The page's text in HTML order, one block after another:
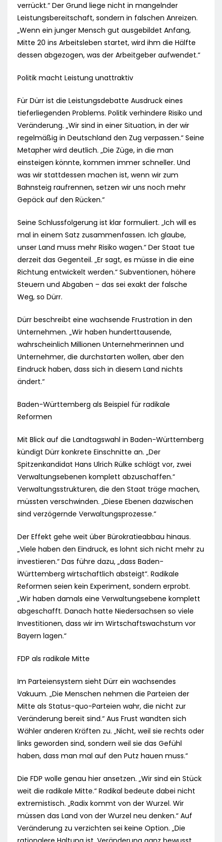
verrückt.“ Der Grund liege nicht in mangelnder
Leistungsbereitschaft, sondern in falschen Anreizen.
„Wenn ein junger Mensch gut ausgebildet Anfang,
Mitte 20 ins Arbeitsleben startet, wird ihm die Hälfte
dessen abgezogen, was der Arbeitgeber aufwendet.“
Politik macht Leistung unattraktiv
Für Dürr ist die Leistungsdebatte Ausdruck eines
tieferliegenden Problems. Politik verhindere Risiko und
Veränderung. „Wir sind in einer Situation, in der wir
regelmäßig in Deutschland den Zug verpassen.“ Seine
Metapher wird deutlich. „Die Züge, in die man
einsteigen könnte, kommen immer schneller. Und
was wir stattdessen machen ist, wenn wir zum
Bahnsteig raufrennen, setzen wir uns noch mehr
Gepäck auf den Rücken.“
Seine Schlussfolgerung ist klar formuliert. „Ich will es
mal in einem Satz zusammenfassen. Ich glaube,
unser Land muss mehr Risiko wagen.“ Der Staat tue
derzeit das Gegenteil. „Er sagt, es müsse in die eine
Richtung entwickelt werden.“ Subventionen, höhere
Steuern und Abgaben – das sei exakt der falsche
Weg, so Dürr.
Dürr beschreibt eine wachsende Frustration in den
Unternehmen. „Wir haben hunderttausende,
wahrscheinlich Millionen Unternehmerinnen und
Unternehmer, die durchstarten wollen, aber den
Eindruck haben, dass sich in diesem Land nichts
ändert.“
Baden-Württemberg als Beispiel für radikale
Reformen
Mit Blick auf die Landtagswahl in Baden-Württemberg
kündigt Dürr konkrete Einschnitte an. „Der
Spitzenkandidat Hans Ulrich Rülke schlägt vor, zwei
Verwaltungsebenen komplett abzuschaffen.“
Verwaltungsstrukturen, die den Staat träge machen,
müssten verschwinden. „Diese Ebenen dazwischen
sind verzögernde Verwaltungsprozesse.“
Der Effekt gehe weit über Bürokratieabbau hinaus.
„Viele haben den Eindruck, es lohnt sich nicht mehr zu
investieren.“ Das führe dazu, „dass Baden-
Württemberg wirtschaftlich absteigt“. Radikale
Reformen seien kein Experiment, sondern erprobt.
„Wir haben damals eine Verwaltungsebene komplett
abgeschafft. Danach hatte Niedersachsen so viele
Investitionen, dass wir im Wirtschaftswachstum vor
Bayern lagen.“
FDP als radikale Mitte
Im Parteiensystem sieht Dürr ein wachsendes
Vakuum. „Die Menschen nehmen die Parteien der
Mitte als Status-quo-Parteien wahr, die nicht zur
Veränderung bereit sind.“ Aus Frust wandten sich
Wähler anderen Kräften zu. „Nicht, weil sie rechts oder
links geworden sind, sondern weil sie das Gefühl
haben, dass man mal auf den Putz hauen muss.“
Die FDP wolle genau hier ansetzen. „Wir sind ein Stück
weit die radikale Mitte.“ Radikal bedeute dabei nicht
extremistisch. „Radix kommt von der Wurzel. Wir
müssen das Land von der Wurzel neu denken.“ Auf
Veränderung zu verzichten sei keine Option. „Die